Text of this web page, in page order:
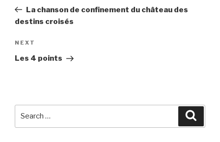
PostLa chanson de confinement du château des
destins croisés
Next
Post
NEXT
Les 4 points